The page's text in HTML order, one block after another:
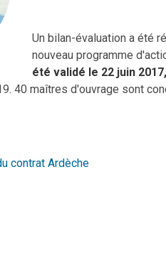
Un bilan-évaluation a été
nouveau programme
été validé le 22 juin
40 maîtres d'ouvrage sont
contrat Ardèche